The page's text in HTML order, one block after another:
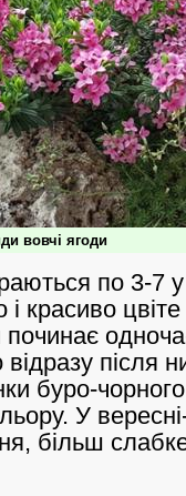
вовчі ягоди
по 3-7
красиво
починає
після
буро-
У
більш